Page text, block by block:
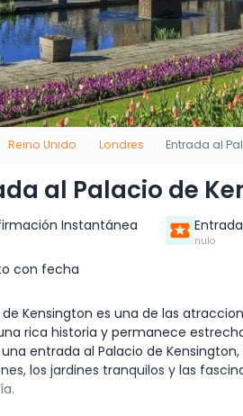
Reino Unido Londres Entrada al
al Palacio de
Instantánea
nulo
con fecha
de Kensington es una de las
rica historia y permanece
entrada al Palacio de
los jardines tranquilos y las